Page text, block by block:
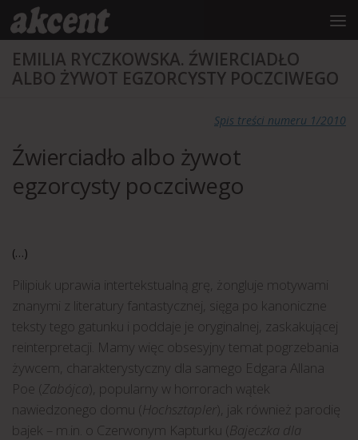
treści
Przejdź do treści
EMILIA RYCZKOWSKA. ŹWIERCIADŁO
ALBO ŻYWOT EGZORCYSTY POCZCIWEGO
Spis treści numeru 1/2010
Źwierciadło albo żywot
egzorcysty poczciwego
(…)
Pilipiuk uprawia intertekstualną grę, żongluje motywami
znanymi z literatury fantastycznej, sięga po kanoniczne
teksty tego gatunku i poddaje je oryginalnej, zaskakującej
reinterpretacji. Mamy więc obsesyjny temat pogrzebania
żywcem, charakterystyczny dla samego Edgara Allana
Poe (Zabójca), popularny w horrorach wątek
nawiedzonego domu (Hochsztapler ), jak również parodię
bajek – m.in. o Czerwonym Kapturku (Bajeczka dla